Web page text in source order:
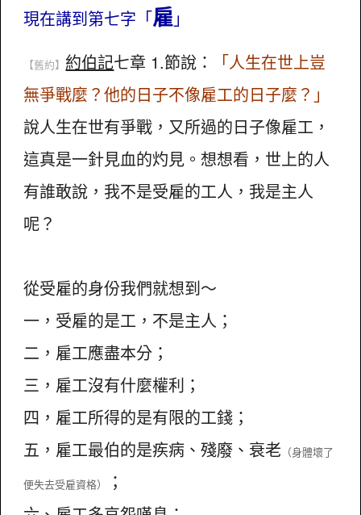
現在講到第七字「雇」
【舊約】 約伯記七章 1.節說：
「人生在世上豈
無爭戰麼？他的日子不像雇工的日子麼？」
說人生在世有爭戰，又所過的日子像雇工，
這真是一針見血的灼見。想想看，世上的人
有誰敢說，我不是受雇的工人，我是主人
呢？
從受雇的身份我們就想到～
一，受雇的是工，不是主人；
二，雇工應盡本分；
三，雇工沒有什麼權利；
四，雇工所得的是有限的工錢；
五，雇工最伯的是疾病、殘廢、衰老 （身體壞了
便失去受雇資格）
；